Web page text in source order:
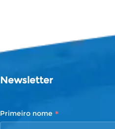
Newsletter
Primeiro nome *